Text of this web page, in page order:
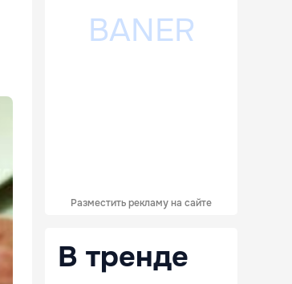
Разместить рекламу на сайте
В тренде